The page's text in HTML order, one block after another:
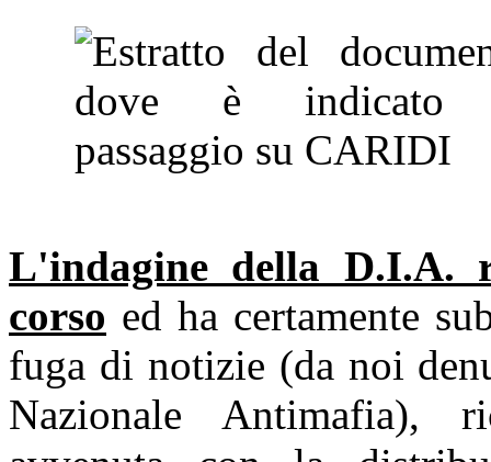
L'indagine della D.I.A.
corso ed ha certamente
fuga di notizie (da noi
Nazionale Antimafia),